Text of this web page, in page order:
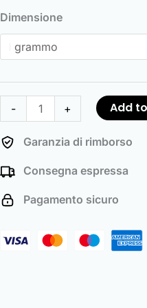
Dimensione
-
Kush
+ Add
Garanzia di rimborso
Consegna espressa
Pagamento sicuro